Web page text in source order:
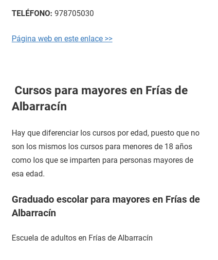
TELÉFONO: 978705030
Página web en este enlace >>
Cursos para mayores en Frías de
Albarracín
Hay que diferenciar los cursos por edad, puesto que no
son los mismos los cursos para menores de 18 años
como los que se imparten para personas mayores de
esa edad.
Graduado escolar para mayores en Frías de
Albarracín
Escuela de adultos en Frías de Albarracín